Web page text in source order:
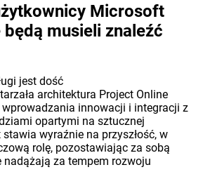
Microsoft
musieli znaleźć
jest dość
architektura Project Online
innowacji i integracji z
opartymi na sztucznej
wyraźnie na przyszłość, w
rolę, pozostawiając za sobą
nadążają za tempem rozwoju